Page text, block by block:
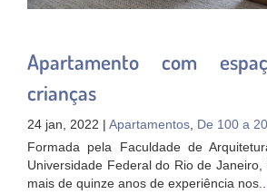
Apartamento com
crianças
24 jan, 2022 | Apartamentos De 100 a
Formada pela Faculdade de
Universidade Federal do Rio de Janeiro,
mais de quinze anos de experiência